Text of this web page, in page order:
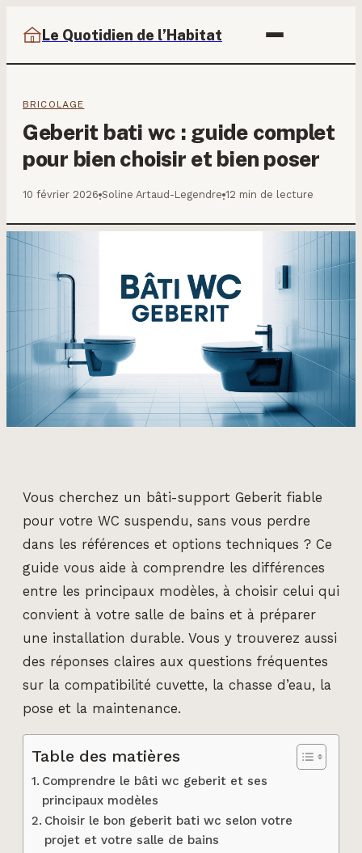
Le Quotidien de l’Habitat
BRICOLAGE
Geberit bati wc : guide complet
pour bien choisir et bien poser
10 février 2026·Soline Artaud-Legendre·12 min de lecture
Vous cherchez un bâti-support Geberit fiable
pour votre WC suspendu, sans vous perdre
dans les références et options techniques ? Ce
guide vous aide à comprendre les différences
entre les principaux modèles, à choisir celui qui
convient à votre salle de bains et à préparer
une installation durable. Vous y trouverez aussi
des réponses claires aux questions fréquentes
sur la compatibilité cuvette, la chasse d’eau, la
pose et la maintenance.
Table des matières
Comprendre le bâti wc geberit et ses
principaux modèles
Choisir le bon geberit bati wc selon votre
projet et votre salle de bains